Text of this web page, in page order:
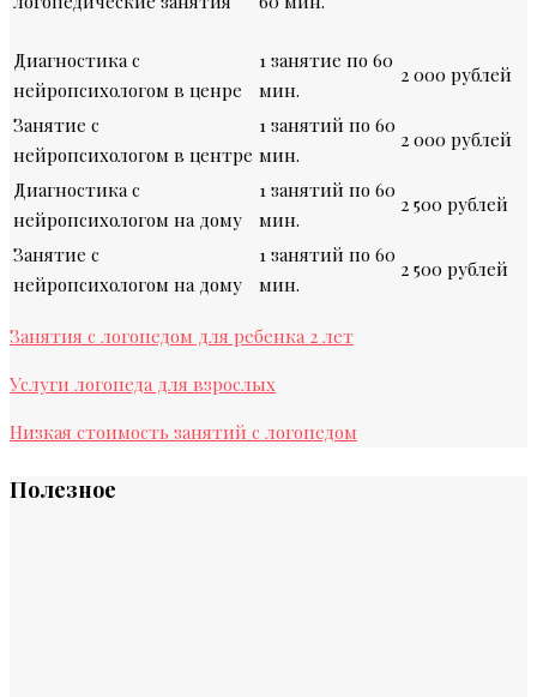
Диагностика с
нейропсихологом в ценре
1 занятие по 60
мин.
2 000 рублей
Занятие с
нейропсихологом в центре
1 занятий по 60
мин.
2 000 рублей
Диагностика с
нейропсихологом на дому
1 занятий по 60
мин.
2 500 рублей
Занятие с
нейропсихологом на дому
1 занятий по 60
мин.
2 500 рублей
Занятия с логопедом для ребенка 2 лет
Услуги логопеда для взрослых
Низкая стоимость занятий с логопедом
Полезное